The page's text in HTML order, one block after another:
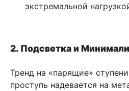
экстремальной
2. Подсветка и
Тренд на «парящие»
проступь надевается на